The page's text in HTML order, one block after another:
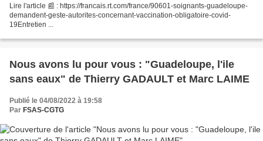
Lire l'article 📰 : https://francais.rt.com/france/90601-soignants-guadeloupe-
demandent-geste-autorites-concernant-vaccination-obligatoire-covid-
19Entretien ...
Nous avons lu pour vous : "Guadeloupe, l'ile
sans eaux" de Thierry GADAULT et Marc LAIME
Publié le 04/08/2022 à 19:58
Par FSAS-CGTG